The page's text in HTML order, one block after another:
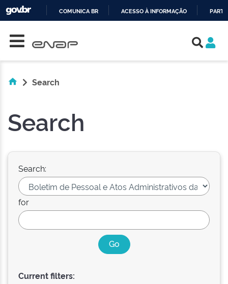
COMUNICA BR ACESSO À INFORMAÇÃO
Search
Search
Search:
for
Current filters: